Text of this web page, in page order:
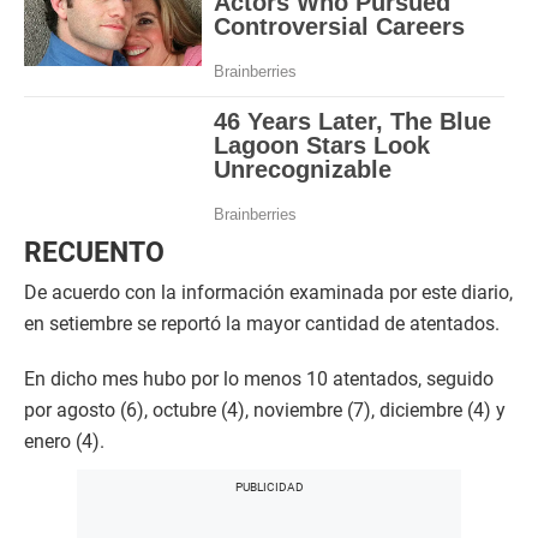
RECUENTO
De acuerdo con la información examinada por este diario,
en setiembre se reportó la mayor cantidad de atentados.
En dicho mes hubo por lo menos 10 atentados, seguido
por agosto (6), octubre (4), noviembre (7), diciembre (4) y
enero (4).